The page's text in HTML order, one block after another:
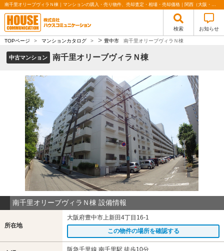
南千里オリーブヴィラＮ棟｜マンションの購入・売り物件、売却査定・相場・売却価格｜関西（大阪・北摂・神戸）・関東（東京）で不動産の購入・売却、注文住宅、リノベーションの事なら株式会社ハウスコミュニケーション
検索 お知らせ
TOPページ > マンションカタログ > > 豊中市 南千里オリーブヴィラＮ棟
中古マンション 南千里オリーブヴィラＮ棟
南千里オリーブヴィラＮ棟 設備情報
所在地
大阪府豊中市上新田4丁目16-1
この物件の場所を確認する
阪急千里線 南千里駅 徒歩10分